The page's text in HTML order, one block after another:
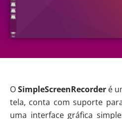
OSimpleScreenRecorder é
tela, conta com suporte
uma interface gráfica